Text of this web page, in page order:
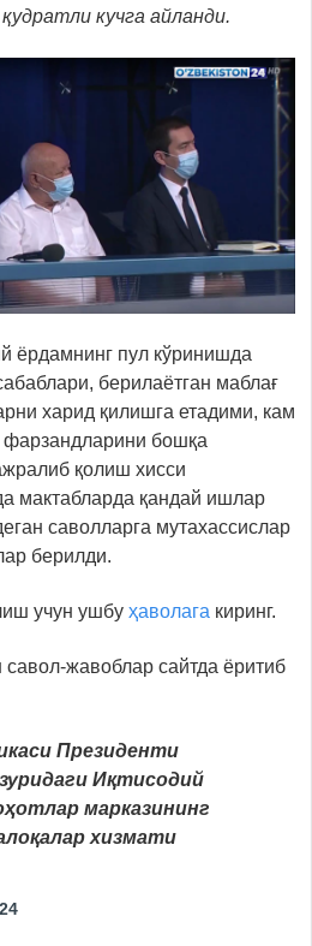
кучга айланди.
ёрдамнинг пул кўринишда
берилаётган маблағ
харид қилишга етадими, кам
бошқа
қолиш хисси
мактабларда қандай ишлар
саволларга мутахассислар
берилди.
учун ушбу ҳаволага киринг.
савол-жавоблар сайтда ёритиб
Президенти
Иқтисодий
марказининг
хизмати